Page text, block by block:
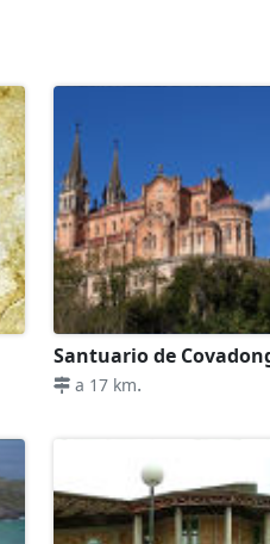
Santuario de
a 17 km.